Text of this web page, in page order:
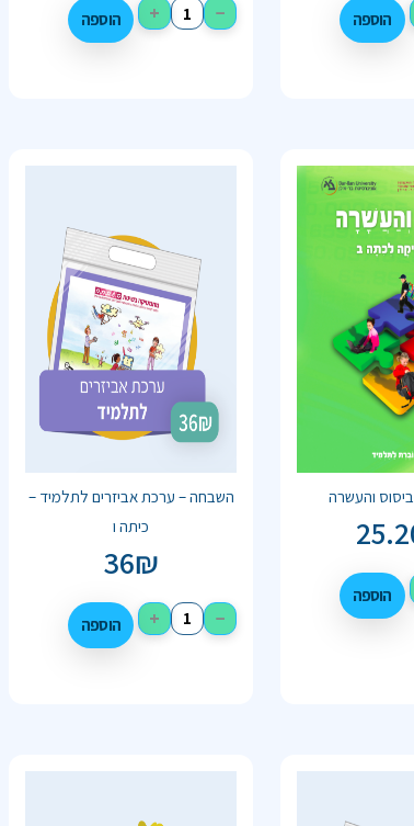
הוספה −
+ הוספה
והעשרה
הוספה
השבחה – ערכת אביזרים לתלמיד –
כיתה ו
36₪
−
+ הוספה